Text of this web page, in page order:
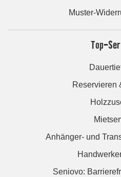
Muster-
Top-
Reservieren
Anhänger- und
Seniovo: